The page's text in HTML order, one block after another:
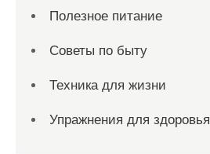
Полезное питание
Советы по быту
Техника для жизни
Упражнения для здоровья